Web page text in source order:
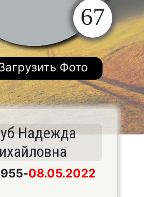
67
Фото
Надежда
-08.05.2022